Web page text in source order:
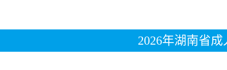
2026年湖南省